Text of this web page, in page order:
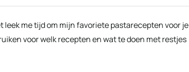
leek me tijd om mijn favoriete pastarecepten voor je
voor welk recepten en wat te doen met restjes